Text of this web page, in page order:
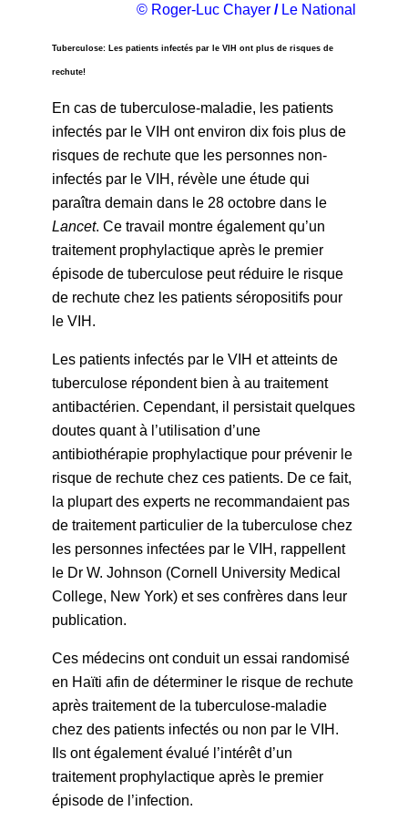
© Roger-Luc Chayer /Le National
Tuberculose: Les patients infectés par le VIH ont plus de risques de
rechute!
En cas de tuberculose-maladie, les patients
infectés par le VIH ont environ dix fois plus de
risques de rechute que les personnes non-
infectés par le VIH, révèle une étude qui
paraîtra demain dans le 28 octobre dans le
Lancet. Ce travail montre également qu’un
traitement prophylactique après le premier
épisode de tuberculose peut réduire le risque
de rechute chez les patients séropositifs pour
le VIH.
Les patients infectés par le VIH et atteints de
tuberculose répondent bien à au traitement
antibactérien. Cependant, il persistait quelques
doutes quant à l’utilisation d’une
antibiothérapie prophylactique pour prévenir le
risque de rechute chez ces patients. De ce fait,
la plupart des experts ne recommandaient pas
de traitement particulier de la tuberculose chez
les personnes infectées par le VIH, rappellent
le Dr W. Johnson (Cornell University Medical
College, New York) et ses confrères dans leur
publication.
Ces médecins ont conduit un essai randomisé
en Haïti afin de déterminer le risque de rechute
après traitement de la tuberculose-maladie
chez des patients infectés ou non par le VIH.
Ils ont également évalué l’intérêt d’un
traitement prophylactique après le premier
épisode de l’infection.